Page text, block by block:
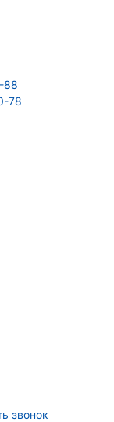
88
78
звонок